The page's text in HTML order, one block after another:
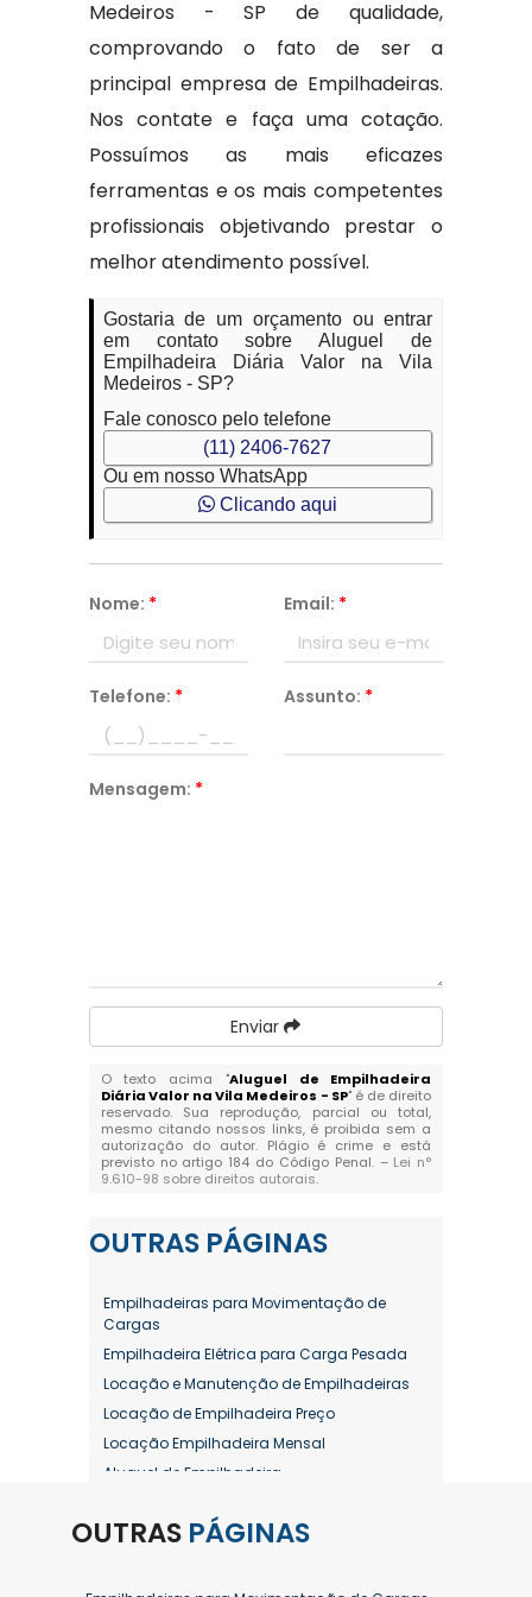
Medeiros - SP de qualidade,
comprovando o fato de ser a
principal empresa de Empilhadeiras.
Nos contate e faça uma cotação.
Possuímos as mais eficazes
ferramentas e os mais competentes
profissionais objetivando prestar o
melhor atendimento possível.
Gostaria de um orçamento ou entrar
em contato sobre Aluguel de
Empilhadeira Diária Valor na Vila
Medeiros - SP?
Fale conosco pelo telefone
(11) 2406-7627
Ou em nosso WhatsApp
Clicando aqui
Nome: * Email: *
Telefone: * Assunto: *
Mensagem: *
Enviar
O texto acima "Aluguel de Empilhadeira
Diária Valor na Vila Medeiros - SP" é de direito
reservado. Sua reprodução, parcial ou total,
mesmo citando nossos links, é proibida sem a
autorização do autor. Plágio é crime e está
previsto no artigo 184 do Código Penal. – Lei n°
9.610-98 sobre direitos autorais.
OUTRAS PÁGINAS
Empilhadeiras para Movimentação de
Cargas
Empilhadeira Elétrica para Carga Pesada
Locação e Manutenção de Empilhadeiras
Locação de Empilhadeira Preço
Locação Empilhadeira Mensal
Aluguel de Empilhadeira
Aluguel de Empilhadeira Diária Valor
Aluguel de Empilhadeira Elétrica Preço
OUTRAS PÁGINAS